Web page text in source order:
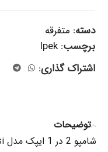
دسته: متفرقه
برچسب: Ipek
اشتراک گذاری:
توضیحات